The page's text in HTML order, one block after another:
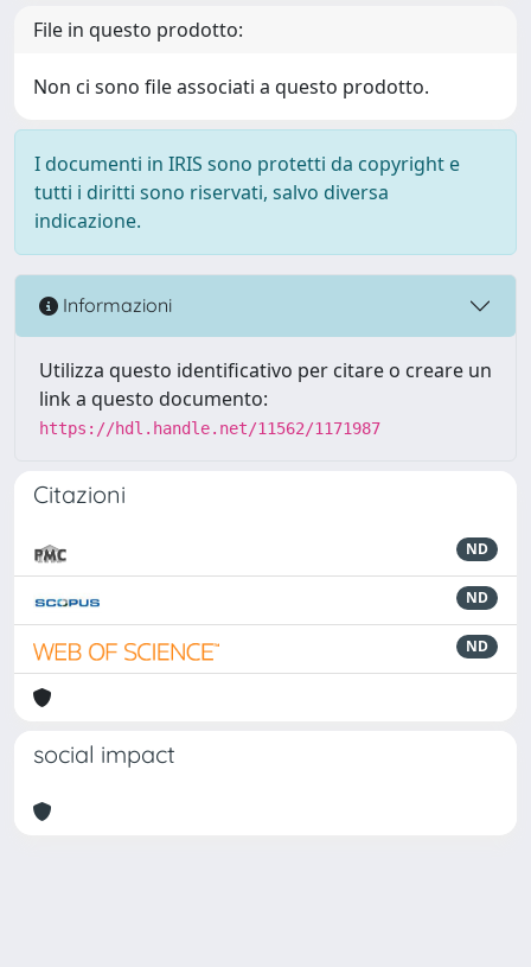
File in questo prodotto:
Non ci sono file associati a questo prodotto.
I documenti in IRIS sono protetti da copyright e
tutti i diritti sono riservati, salvo diversa
indicazione.
Informazioni
Utilizza questo identificativo per citare o creare un
link a questo documento:
https://hdl.handle.net/11562/1171987
Citazioni
ND
ND
ND
social impact